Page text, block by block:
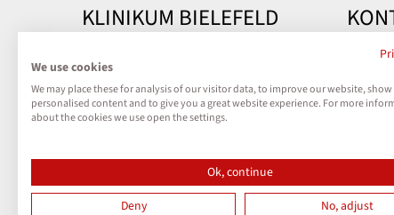
KLINIKUM BIELEFELD
Impressum
33604
We use cookies
We may place these for analysis of our visitor data, to improve our website, show
personalised content and to give you a great website experience. For more
about the cookies we use open the settings.
Ok, continue
Deny
No, adjust